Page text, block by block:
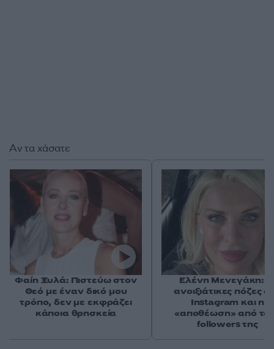
Αν τα χάσατε
Φαίη Ξυλά: Πιστεύω στον
Θεό με έναν δικό μου
τρόπο, δεν με εκφράζει
κάποια θρησκεία
Ελένη Μενεγάκη:
ανοιξιάτικες πόζες
Instagram και η
«αποθέωση» από
followers της